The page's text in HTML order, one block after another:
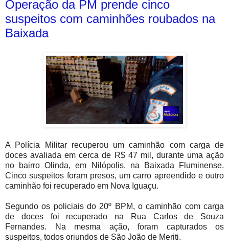
Operação da PM prende cinco
suspeitos com caminhões roubados na
Baixada
A Polícia Militar recuperou um caminhão com carga de
doces avaliada em cerca de R$ 47 mil, durante uma ação
no bairro Olinda, em Nilópolis, na Baixada Fluminense.
Cinco suspeitos foram presos, um carro apreendido e outro
caminhão foi recuperado em Nova Iguaçu.
Segundo os policiais do 20º BPM, o caminhão com carga
de doces foi recuperado na Rua Carlos de Souza
Fernandes. Na mesma ação, foram capturados os
suspeitos, todos oriundos de São João de Meriti.